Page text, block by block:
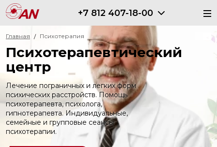
+7 812 407-18-00
Главная Психотерапия
Психотерапевтический
центр
Лечение пограничных и легких форм
психических расстройств. Помощь
психотерапевта, психолога,
гипнотерапевта. Индивидуальные,
семейные и групповые сеансы
психотерапии.